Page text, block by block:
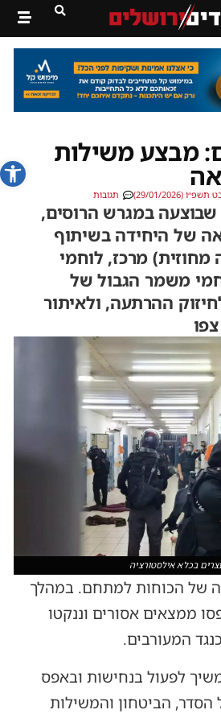
פתח מבצע משילות
(29/01/2026) תגובות
במגרש הרוסים,
של היחידה בשיתוף
מחוזית) מרכז, לוחמי
משמר הגבול של
ההרתעה, ולאיתור
בכלא אילסטורציה
של הכוחות למתחם. במהלך
ממצאים אסורים וננקטו
המעורבים.
לפעול בנחישות ובאפס
הסדר, הביטחון והמשילות